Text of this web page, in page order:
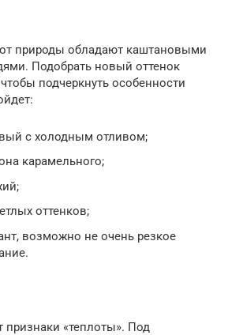
природы обладают каштановыми
Подобрать новый оттенок
подчеркнуть особенности
с холодным отливом;
карамельного;
оттенков;
возможно не очень резкое
признаки «теплоты». Под